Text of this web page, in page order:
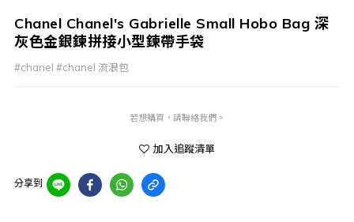
Chanel Chanel's Gabrielle Small Hobo Bag 深
灰色金銀鍊拼接小型鍊帶手袋
#chanel #chanel 流浪包
若想購買，請聯絡我們。
加入追蹤清單
分享到